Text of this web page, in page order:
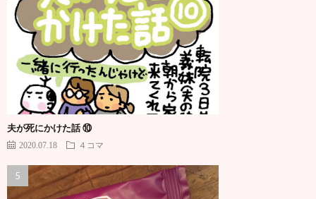
夫が死にかけた話 ⑩
2020.07.18 ４コマ